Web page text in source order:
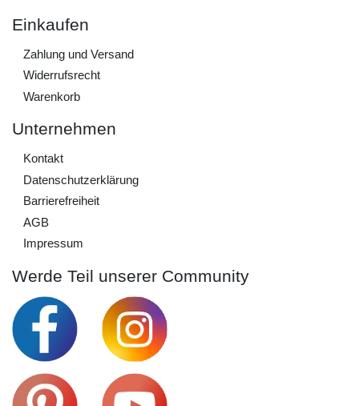
Einkaufen
Zahlung und Versand
Widerrufs­recht
Warenkorb
Unternehmen
Kontakt
Daten­schutz­erklärung
Barrierefreiheit
AGB
Impressum
Werde Teil unserer Community